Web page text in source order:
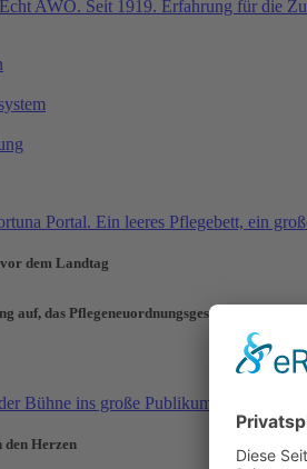
dem Landtag
auf, das Pflegeneuordnungsgesetz zu
den Herzen